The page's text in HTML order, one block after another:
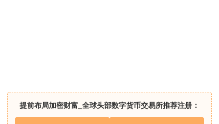
提前布局加密财富_全球头部数字货币交易所推荐注册：